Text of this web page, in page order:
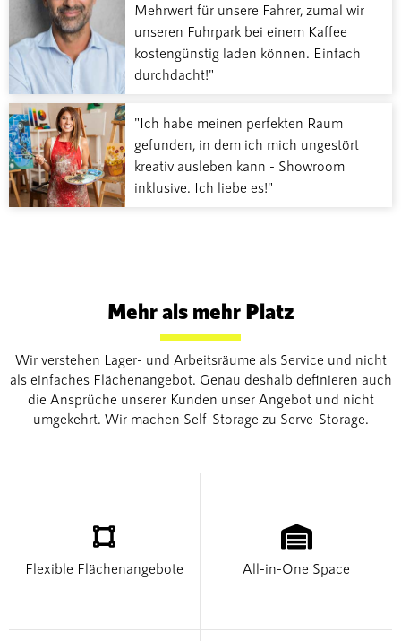
Mehrwert für unsere Fahrer, zumal wir
unseren Fuhrpark bei einem Kaffee
kostengünstig laden können. Einfach
durchdacht!"
"Ich habe meinen perfekten Raum
gefunden, in dem ich mich ungestört
kreativ ausleben kann - Showroom
inklusive. Ich liebe es!"
Mehr als mehr Platz
Wir verstehen Lager- und Arbeitsräume als Service und nicht
als einfaches Flächenangebot. Genau deshalb definieren auch
die Ansprüche unserer Kunden unser Angebot und nicht
umgekehrt. Wir machen Self-Storage zu Serve-Storage.

Flexible Flächenangebote

All-in-One Space